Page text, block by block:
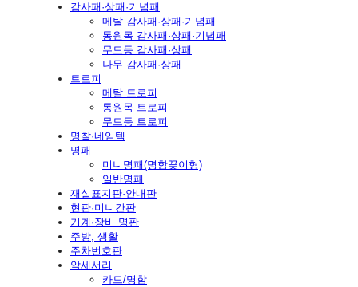
감사패·상패·기념패
메탈 감사패·상패·기념패
통원목 감사패·상패·기념패
무드등 감사패·상패
나무 감사패·상패
트로피
메탈 트로피
통원목 트로피
무드등 트로피
명찰·네임텍
명패
미니명패(명함꽂이형)
일반명패
재실표지판·안내판
현판·미니간판
기계·장비 명판
주방, 생활
주차번호판
악세서리
카드/명함